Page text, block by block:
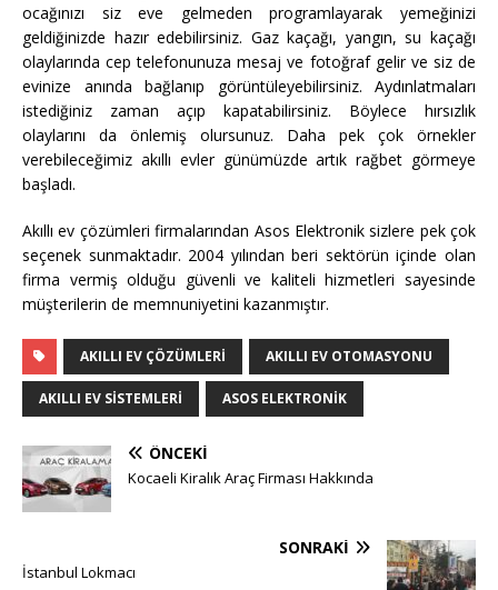
ocağınızı siz eve gelmeden programlayarak yemeğinizi
geldiğinizde hazır edebilirsiniz. Gaz kaçağı, yangın, su kaçağı
olaylarında cep telefonunuza mesaj ve fotoğraf gelir ve siz de
evinize anında bağlanıp görüntüleyebilirsiniz. Aydınlatmaları
istediğiniz zaman açıp kapatabilirsiniz. Böylece hırsızlık
olaylarını da önlemiş olursunuz. Daha pek çok örnekler
verebileceğimiz akıllı evler günümüzde artık rağbet görmeye
başladı.
Akıllı ev çözümleri firmalarından Asos Elektronik sizlere pek çok
seçenek sunmaktadır. 2004 yılından beri sektörün içinde olan
firma vermiş olduğu güvenli ve kaliteli hizmetleri sayesinde
müşterilerin de memnuniyetini kazanmıştır.
AKILLI EV ÇÖZÜMLERI AKILLI EV OTOMASYONU
AKILLI EV SISTEMLERI ASOS ELEKTRONIK
ÖNCEKI
Kocaeli Kiralık Araç Firması Hakkında
SONRAKI
İstanbul Lokmacı